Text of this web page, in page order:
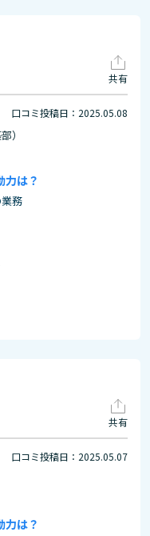
共有
口コミ投稿日：2025.05.08
）
力は？
務
共有
口コミ投稿日：2025.05.07
力は？